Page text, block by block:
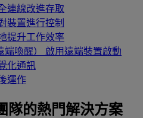
連線改進存取
裝置進行控制
提升工作效率
喚醒）
啟用遠端裝置啟動
化通訊
運作
隊的熱門解決方案